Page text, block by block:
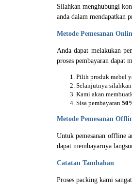
Silahkan menghubungi
anda dalam mendapatkan
Metode Pemesanan
Anda dapat melakukan
proses pembayaran dapat
Pilih produk mebel
Selanjutnya
Kami akan
Sisa pembayaran
Metode Pemesanan
Untuk pemesanan offline
dapat membayarnya
Catatan Tambahan
Proses packing kami